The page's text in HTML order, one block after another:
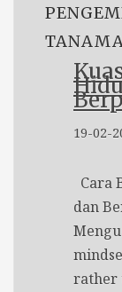
19-02-
Cara
dan
rather